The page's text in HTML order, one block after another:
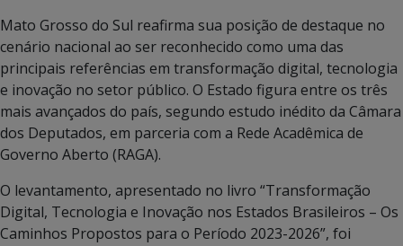
Mato Grosso do Sul reafirma sua posição de destaque no
cenário nacional ao ser reconhecido como uma das
principais referências em transformação digital, tecnologia
e inovação no setor público. O Estado figura entre os três
mais avançados do país, segundo estudo inédito da Câmara
dos Deputados, em parceria com a Rede Acadêmica de
Governo Aberto (RAGA).
O levantamento, apresentado no livro “Transformação
Digital, Tecnologia e Inovação nos Estados Brasileiros – Os
Caminhos Propostos para o Período 2023-2026”, foi